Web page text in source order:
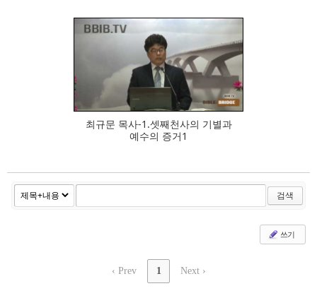
796
최규문 목사-1.셋째천사의 기별과
예수의 증거1
검색
쓰기
‹ Prev 1 Next ›